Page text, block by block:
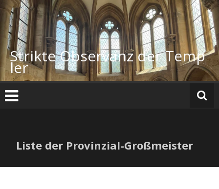
Zum
Inhalt
springen
Strikte Observanz der Temp
ler
Liste der Provinzial-Großmeister